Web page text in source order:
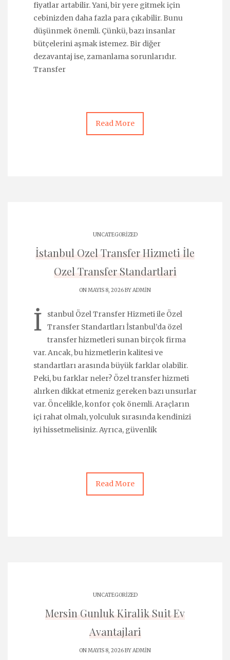
fiyatlar artabilir. Yani, bir yere gitmek için
cebinizden daha fazla para çıkabilir. Bunu
düşünmek önemli. Çünkü, bazı insanlar
bütçelerini aşmak istemez. Bir diğer
dezavantaj ise, zamanlama sorunlarıdır.
Transfer
Read More
UNCATEGORIZED
İstanbul Ozel Transfer Hizmeti İle
Ozel Transfer Standartlari
ON MAYIS 8, 2026 BYADMIN
İ
stanbul Özel Transfer Hizmeti ile Özel
Transfer Standartları İstanbul’da özel
transfer hizmetleri sunan birçok firma
var. Ancak, bu hizmetlerin kalitesi ve
standartları arasında büyük farklar olabilir.
Peki, bu farklar neler? Özel transfer hizmeti
alırken dikkat etmeniz gereken bazı unsurlar
var. Öncelikle, konfor çok önemli. Araçların
içi rahat olmalı, yolculuk sırasında kendinizi
iyi hissetmelisiniz. Ayrıca, güvenlik
Read More
UNCATEGORIZED
Mersin Gunluk Kiralik Suit Ev
Avantajlari
ON MAYIS 8, 2026 BYADMIN